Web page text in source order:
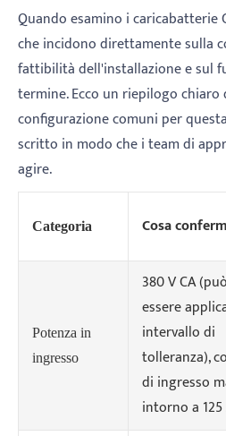
Quando esamino i caricabatterie
che incidono direttamente sulla
fattibilità dell'installazione e sul
termine. Ecco un riepilogo
configurazione comuni per
scritto in modo che i team di
agire.
Categoria Cosa
Potenza in
ingresso
380 V CA (può
essere
intervallo di
tolleranza),
di ingresso
intorno a 125